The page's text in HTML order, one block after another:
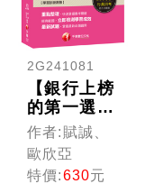
2G241081
【銀行上榜
的第一選
擇】一次考
上銀行 銀
行考前速成
[銀行招考-
作者:賦誠、
歐欣亞
特價:630元